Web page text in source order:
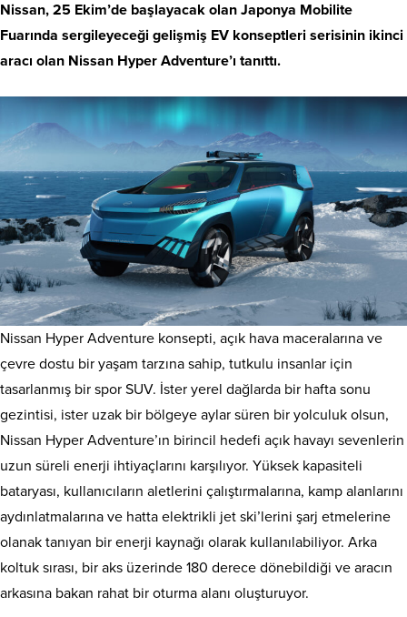
Nissan, 25 Ekim’de başlayacak olan Japonya Mobilite
Fuarında sergileyeceği gelişmiş EV konseptleri serisinin ikinci
aracı olan Nissan Hyper Adventure’ı tanıttı.
Nissan Hyper Adventure konsepti, açık hava maceralarına ve
çevre dostu bir yaşam tarzına sahip, tutkulu insanlar için
tasarlanmış bir spor SUV. İster yerel dağlarda bir hafta sonu
gezintisi, ister uzak bir bölgeye aylar süren bir yolculuk olsun,
Nissan Hyper Adventure’ın birincil hedefi açık havayı sevenlerin
uzun süreli enerji ihtiyaçlarını karşılıyor. Yüksek kapasiteli
bataryası, kullanıcıların aletlerini çalıştırmalarına, kamp alanlarını
aydınlatmalarına ve hatta elektrikli jet ski’lerini şarj etmelerine
olanak tanıyan bir enerji kaynağı olarak kullanılabiliyor. Arka
koltuk sırası, bir aks üzerinde 180 derece dönebildiği ve aracın
arkasına bakan rahat bir oturma alanı oluşturuyor.